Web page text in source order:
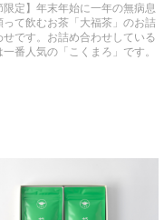
限定】年末年始に一年の無病息
って飲むお茶「大福茶」のお詰
せです。お詰め合わせしている
一番人気の「こくまろ」です。